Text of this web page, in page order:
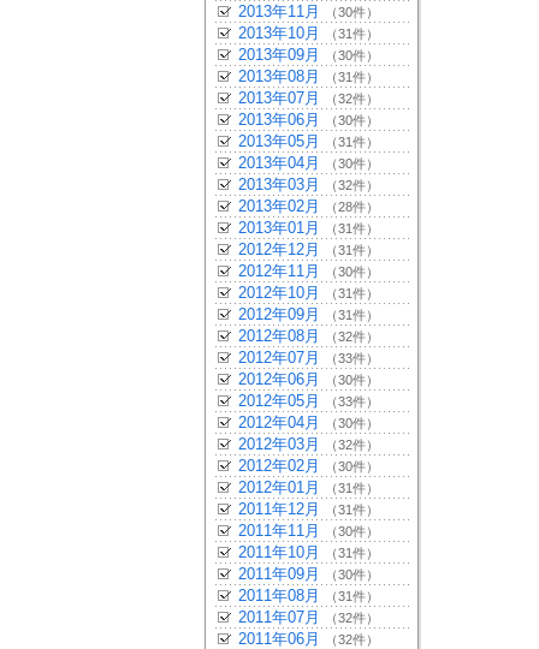
2013年11月 （30件）
2013年10月 （31件）
2013年09月 （30件）
2013年08月 （31件）
2013年07月 （32件）
2013年06月 （30件）
2013年05月 （31件）
2013年04月 （30件）
2013年03月 （32件）
2013年02月 （28件）
2013年01月 （31件）
2012年12月 （31件）
2012年11月 （30件）
2012年10月 （31件）
2012年09月 （31件）
2012年08月 （32件）
2012年07月 （33件）
2012年06月 （30件）
2012年05月 （33件）
2012年04月 （30件）
2012年03月 （32件）
2012年02月 （30件）
2012年01月 （31件）
2011年12月 （31件）
2011年11月 （30件）
2011年10月 （31件）
2011年09月 （30件）
2011年08月 （31件）
2011年07月 （32件）
2011年06月 （32件）